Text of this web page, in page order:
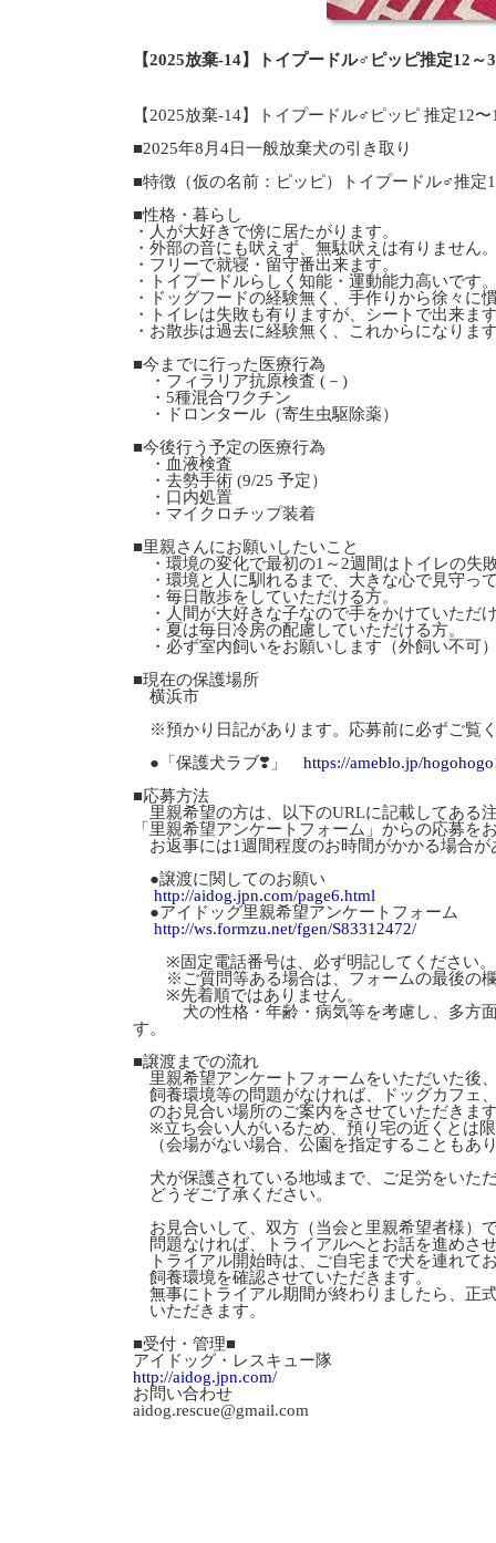
【2025放棄-14】トイプードル♂ピッピ推定12～
【2025放棄-14】トイプードル♂ピッピ 推定12
■2025年8月4日一般放棄犬の引き取り
■特徴（仮の名前：ピッピ）トイプードル♂推定
■性格・暮らし
・人が大好きで傍に居たがります。
・外部の音にも吠えず、無駄吠えは有りません
・フリーで就寝・留守番出来ます。
・トイプードルらしく知能・運動能力高いです
・ドッグフードの経験無く、手作りから徐々に
・トイレは失敗も有りますが、シートで出来ま
・お散歩は過去に経験無く、これからになりま
■今までに行った医療行為
・フィラリア抗原検査 (－)
・5種混合ワクチン
・ドロンタール（寄生虫駆除薬）
■今後行う予定の医療行為
・血液検査
・去勢手術 (9/25 予定）
・口内処置
・マイクロチップ装着
■里親さんにお願いしたいこと
・環境の変化で最初の1～2週間はトイレの失
・環境と人に馴れるまで、大きな心で見守っ
・毎日散歩をしていただける方。
・人間が大好きな子なので手をかけていただ
・夏は毎日冷房の配慮していただける方。
・必ず室内飼いをお願いします（外飼い不可
■現在の保護場所
横浜市
※預かり日記があります。応募前に必ずご覧
●「保護犬ラブ❣️」 https://ameblo.jp/
■応募方法
里親希望の方は、以下のURLに記載してある
「里親希望アンケートフォーム」からの応募を
お返事には1週間程度のお時間がかかる場合
●譲渡に関してのお願い
http://aidog.jpn.com/page6.html
●アイドッグ里親希望アンケートフォーム
http://ws.formzu.net/fgen/S83312472/
※固定電話番号は、必ず明記してください。
※ご質問等ある場合は、フォームの最後の欄
※先着順ではありません。
犬の性格・年齢・病気等を考慮し、多方面
す。
■譲渡までの流れ
里親希望アンケートフォームをいただいた後
飼養環境等の問題がなければ、ドッグカフェ
のお見合い場所のご案内をさせていただきま
※立ち会い人がいるため、預り宅の近くとは
（会場がない場合、公園を指定することもあ
犬が保護されている地域まで、ご足労をいた
どうぞご了承ください。
お見合いして、双方（当会と里親希望者様）
問題なければ、トライアルへとお話を進めさ
トライアル開始時は、ご自宅まで犬を連れて
飼養環境を確認させていただきます。
無事にトライアル期間が終わりましたら、正
いただきます。
■受付・管理■
アイドッグ・レスキュー隊
http://aidog.jpn.com/
お問い合わせ
aidog.rescue@gmail.com